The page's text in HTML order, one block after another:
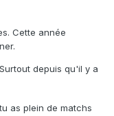
Cette année
depuis qu'il y a
as plein de matchs